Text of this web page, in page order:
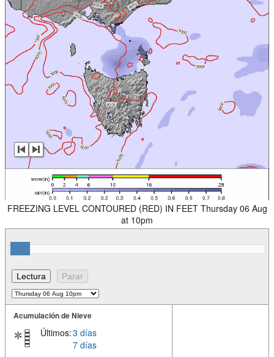
FREEZING LEVEL CONTOURED (RED) IN FEET Thursday 06 Aug
at 10pm
Acumulación de Nieve
Últimos:3 días
7 días